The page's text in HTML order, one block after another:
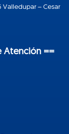
Valledupar – Cesar
Atención ==